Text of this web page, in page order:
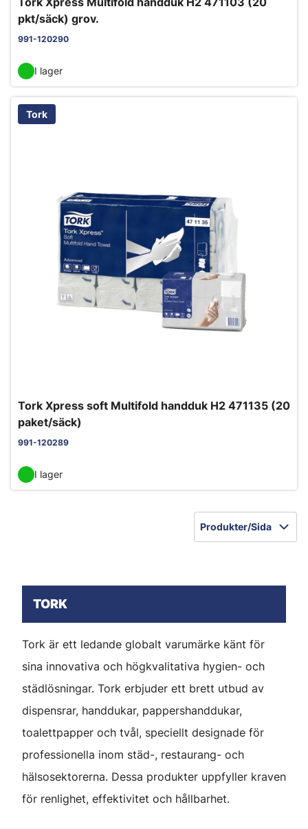
pkt/säck) grov.
991-120290
I lager
Tork
Tork Xpress soft Multifold handduk H2 471135 (20
paket/säck)
991-120289
I lager
Produkter/Sida
TORK
Tork är ett ledande globalt varumärke känt för
sina innovativa och högkvalitativa hygien- och
städlösningar. Tork erbjuder ett brett utbud av
dispensrar, handdukar, pappershanddukar,
toalettpapper och tvål, speciellt designade för
professionella inom städ-, restaurang- och
hälsosektorerna. Dessa produkter uppfyller kraven
för renlighet, effektivitet och hållbarhet.